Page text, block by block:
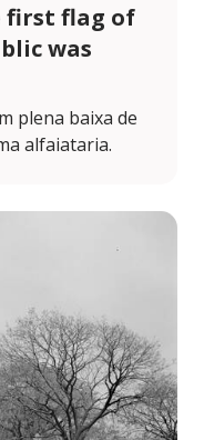
first flag of
was
plena baixa de
alfaiataria.